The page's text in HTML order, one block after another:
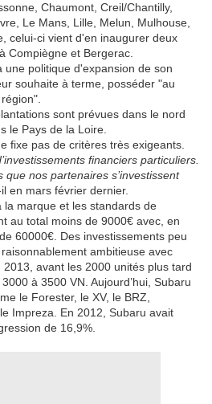
Chaumont, Creil/Chantilly,
Le Mans, Lille, Melun, Mulhouse,
celui-ci vient d'en inaugurer deux
Compiègne et Bergerac.
politique d'expansion de son
souhaite à terme, posséder "au
sont prévues dans le nord
le Pays de la Loire.
fixe pas de critères très exigeants.
financiers particuliers.
nos partenaires s’investissent
en mars février dernier.
la marque et les standards de
au total moins de 9000€ avec, en
60000€. Des investissements peu
ambitieuse avec
avant les 2000 unités plus tard
à 3500 VN. Aujourd’hui, Subaru
le Forester, le XV, le BRZ,
Impreza. En 2012, Subaru avait
de 16,9%.